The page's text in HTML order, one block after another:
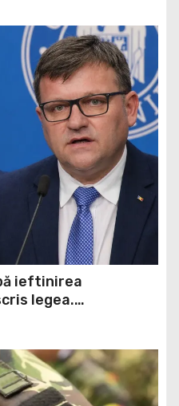
ieftinirea
legea.
discursul de după”